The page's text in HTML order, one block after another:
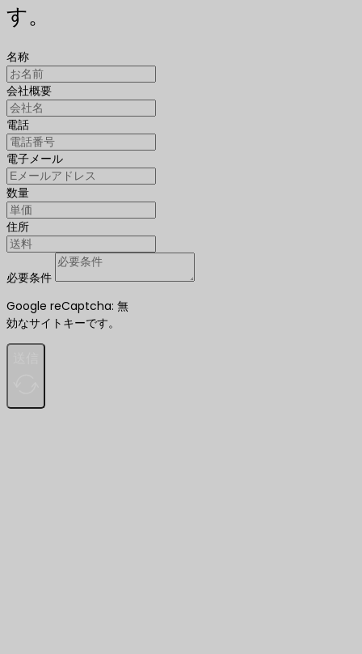
す。
名称
会社概要
電話
電子メール
数量
住所
必要条件
Google reCaptcha: 無
効なサイトキーです。